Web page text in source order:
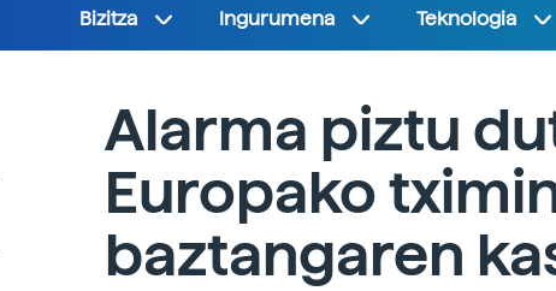
Bizitza Ingurumena Teknologia
Alarma piztu
Europako
baztangaren